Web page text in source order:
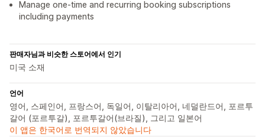
Manage one-time and recurring booking subscriptions
including payments
판매자님과 비슷한 스토어에서 인기
미국 소재
언어
영어, 스페인어, 프랑스어, 독일어, 이탈리아어, 네덜란드어, 포르투
갈어 (포르투갈), 포르투갈어(브라질), 그리고 일본어
이 앱은 한국어로 번역되지 않았습니다